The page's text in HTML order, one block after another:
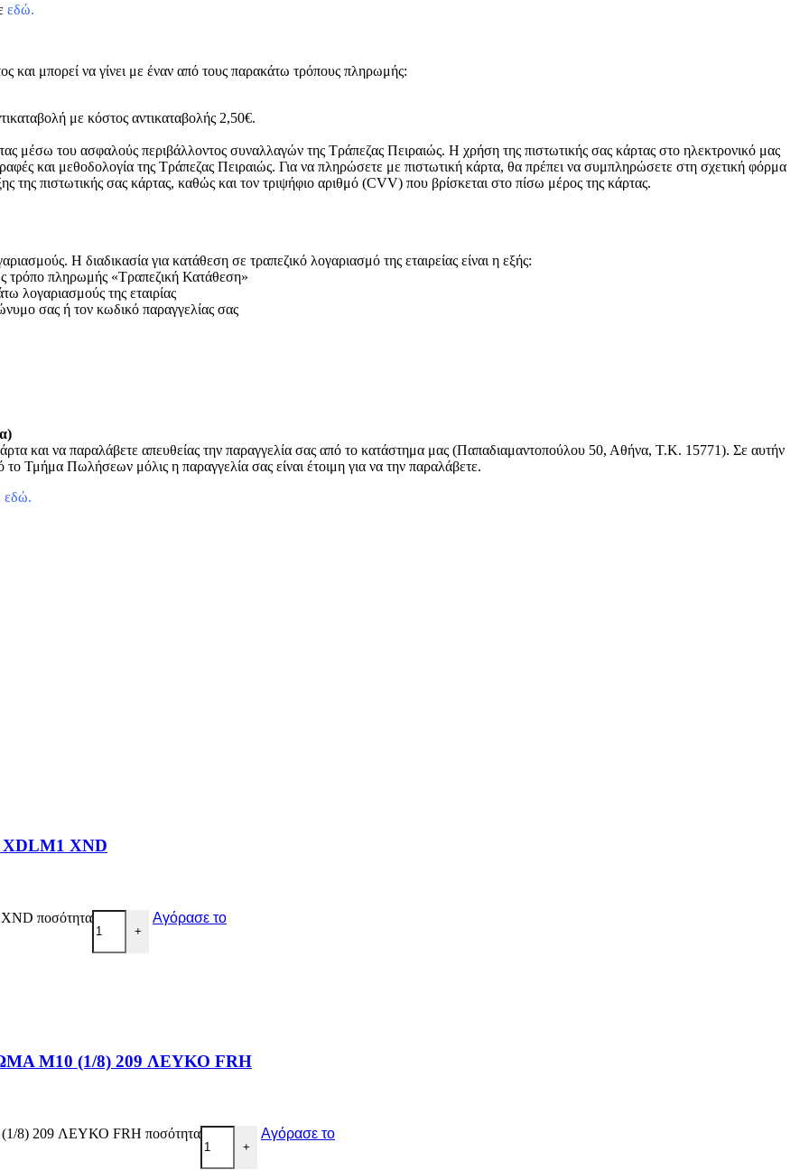
εδώ.
και μπορεί να γίνει με έναν από τους παρακάτω τρόπους πληρωμής:
με κόστος αντικαταβολής 2,50€.
μέσω του ασφαλούς περιβάλλοντος συναλλαγών της Τράπεζας Πειραιώς. Η χρήση της πιστωτικής σας κάρτας στο ηλεκτρονικό μας
και μεθοδολογία της Τράπεζας Πειραιώς. Για να πληρώσετε με πιστωτική κάρτα, θα πρέπει να συμπληρώσετε στη σχετική φόρμα
της πιστωτικής σας κάρτας, καθώς και τον τριψήφιο αριθμό (CVV) που βρίσκεται στο πίσω μέρος της κάρτας.
Η διαδικασία για κατάθεση σε τραπεζικό λογαριασμό της εταιρείας είναι η εξής:
τρόπο πληρωμής «Τραπεζική Κατάθεση»
λογαριασμούς της εταιρίας
σας ή τον κωδικό παραγγελίας σας
και να παραλάβετε απευθείας την παραγγελία σας από το κατάστημα μας (Παπαδιαμαντοπούλου 50, Αθήνα, Τ.Κ. 15771). Σε αυτήν
Τμήμα Πωλήσεων μόλις η παραγγελία σας είναι έτοιμη για να την παραλάβετε.
εδώ.
XND
ποσότητα
+
Αγόρασε το
M10 (1/8) 209 ΛΕΥΚΟ FRH
209 ΛΕΥΚΟ FRH ποσότητα
+
Αγόρασε το